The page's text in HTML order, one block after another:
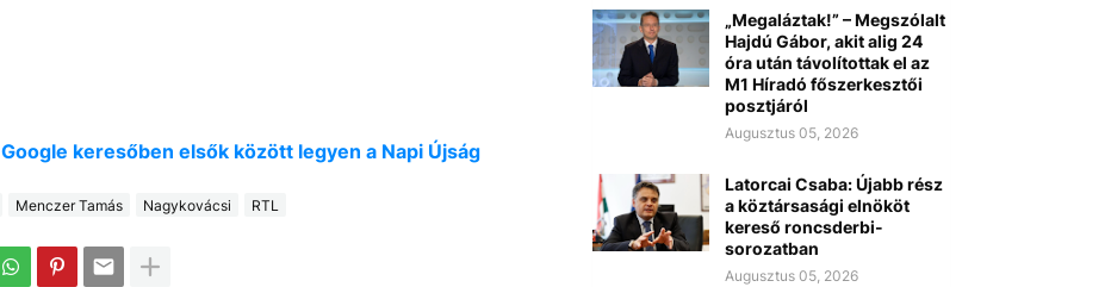
keresőben elsők között legyen a Napi Újság
Menczer Tamás Nagykovácsi RTL
„Megaláztak!” – Megszólalt
Hajdú Gábor, akit alig 24
óra után távolítottak el az
M1 Híradó főszerkesztői
posztjáról
Augusztus 05, 2026
Latorcai Csaba: Újabb rész
a köztársasági elnököt
kereső roncsderbi-
sorozatban
Augusztus 05, 2026